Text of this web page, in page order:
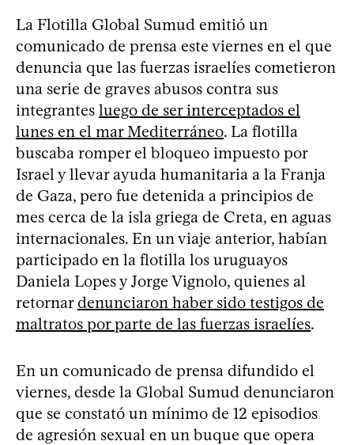
La Flotilla Global Sumud emitió un
comunicado de prensa este viernes en el que
denuncia que las fuerzas israelíes cometieron
una serie de graves abusos contra sus
integrantes luego de ser interceptados el
lunes en el mar Mediterráneo. La flotilla
buscaba romper el bloqueo impuesto por
Israel y llevar ayuda humanitaria a la Franja
de Gaza, pero fue detenida a principios de
mes cerca de la isla griega de Creta, en aguas
internacionales. En un viaje anterior, habían
participado en la flotilla los uruguayos
Daniela Lopes y Jorge Vignolo, quienes al
retornar denunciaron haber sido testigos de
maltratos por parte de las fuerzas israelíes.
En un comunicado de prensa difundido el
viernes, desde la Global Sumud denunciaron
que se constató un mínimo de 12 episodios
de agresión sexual en un buque que opera